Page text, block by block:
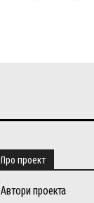
Про проект
Автори проекта